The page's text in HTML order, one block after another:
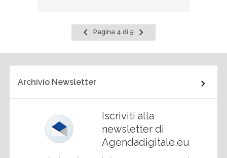
Pagina
precedente
Pagina 4 di 5
Pagina
successiva
Archivio Newsletter
Iscriviti alla
newsletter di
Agendadigitale.eu